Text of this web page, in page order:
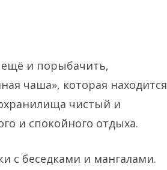
и порыбачить,
чаша», которая находится
чистый и
и спокойного отдыха.
с беседками и мангалами.